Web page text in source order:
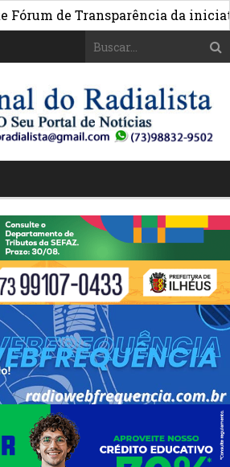
de Transparência da iniciativa